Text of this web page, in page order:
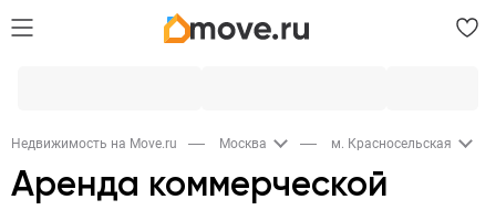
Недвижимость на Move.ru Москва м. Красносельская
Аренда коммерческой